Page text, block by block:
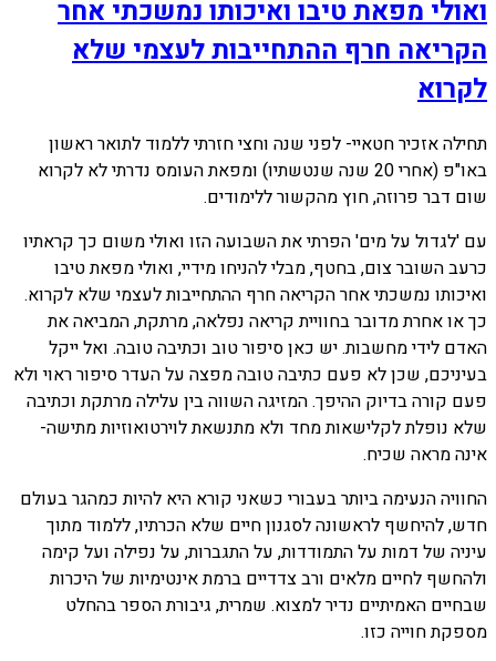
ואולי מפאת טיבו ואיכותו נמשכתי אחר
הקריאה חרף ההתחייבות לעצמי שלא
לקרוא
תחילה אזכיר חטאיי- לפני שנה וחצי חזרתי ללמוד לתואר ראשון
באו"פ (אחרי 20 שנה שנטשתיו) ומפאת העומס נדרתי לא לקרוא
שום דבר פרוזה, חוץ מהקשור ללימודים.
עם 'לגדול על מים' הפרתי את השבועה הזו ואולי משום כך קראתיו
כרעב השובר צום, בחטף, מבלי להניחו מידיי, ואולי מפאת טיבו
ואיכותו נמשכתי אחר הקריאה חרף ההתחייבות לעצמי שלא לקרוא.
כך או אחרת מדובר בחוויית קריאה נפלאה, מרתקת, המביאה את
האדם לידי מחשבות. יש כאן סיפור טוב וכתיבה טובה. ואל ייקל
בעיניכם, שכן לא פעם כתיבה טובה מפצה על העדר סיפור ראוי ולא
פעם קורה בדיוק ההיפך. המזיגה השווה בין עלילה מרתקת וכתיבה
שלא נופלת לקלישאות מחד ולא מתנשאת לוירטואוזיות מתישה-
אינה מראה שכיח.
החוויה הנעימה ביותר בעבורי כשאני קורא היא להיות כמהגר בעולם
חדש, להיחשף לראשונה לסגנון חיים שלא הכרתיו, ללמוד מתוך
עיניה של דמות על התמודדות, על התגברות, על נפילה ועל קימה
ולהחשף לחיים מלאים ורב צדדיים ברמת אינטימיות של היכרות
שבחיים האמיתיים נדיר למצוא. שמרית, גיבורת הספר בהחלט
מספקת חוייה כזו.